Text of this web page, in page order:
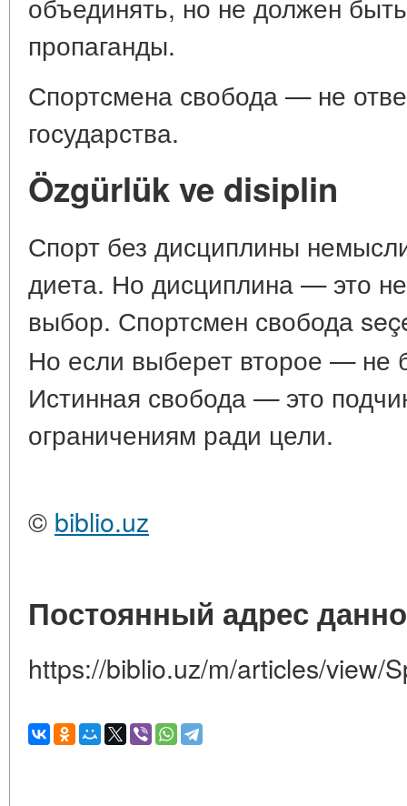
пропаганды.
Спортсмена свобода — не
государства.
Özgürlük ve disiplin
Спорт без дисциплины
диета. Но дисциплина — это
выбор. Спортсмен свобода
Но если выберет второе — не
Истинная свобода — это
ограничениям ради цели.
© biblio.uz
Постоянный адрес
https://biblio.uz/m/articles/view/